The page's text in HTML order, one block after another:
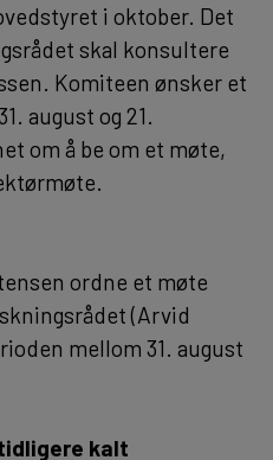
i oktober. Det
skal konsultere
Komiteen ønsker et
august og 21.
om å be om et møte,
ordne et møte
(Arvid
mellom 31. august
kalt